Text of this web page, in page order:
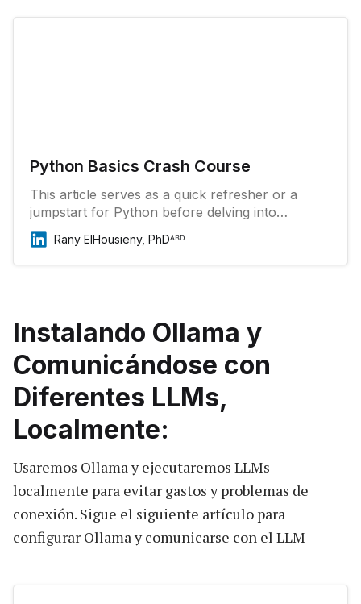
Python Basics Crash Course
This article serves as a quick refresher or a
jumpstart for Python before delving into
machine learning concepts. While it is not a
comprehensive Python course, it provides a
solid foundation and helps you choose the
Rany ElHousieny, PhDᴬᴮᴰ
Instalando Ollama y
Comunicándose con
Diferentes LLMs,
Localmente:
Usaremos Ollama y ejecutaremos LLMs
localmente para evitar gastos y problemas de
conexión. Sigue el siguiente artículo para
configurar Ollama y comunicarse con el LLM